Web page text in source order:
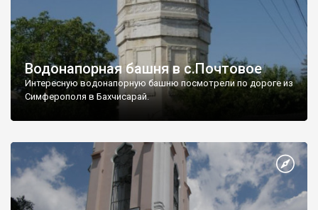
Водонапорная башня в с.Почтовое
Интересную водонапорную башню посмотрели по дороге из
Симферополя в Бахчисарай.